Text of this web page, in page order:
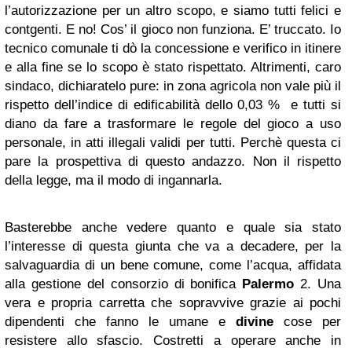
l’autorizzazione per un altro scopo, e siamo tutti felici e
contgenti. E no! Cos’ il gioco non funziona. E’ truccato. Io
tecnico comunale ti dò la concessione e verifico in itinere
e alla fine se lo scopo è stato rispettato. Altrimenti, caro
sindaco, dichiaratelo pure: in zona agricola non vale più il
rispetto dell’indice di edificabilità dello 0,03 % e tutti si
diano da fare a trasformare le regole del gioco a uso
personale, in atti illegali validi per tutti. Perchè questa ci
pare la prospettiva di questo andazzo. Non il rispetto
della legge, ma il modo di ingannarla.
Basterebbe anche vedere quanto e quale sia stato
l’interesse di questa giunta che va a decadere, per la
salvaguardia di un bene comune, come l’acqua, affidata
alla gestione del consorzio di bonifica Palermo 2. Una
vera e propria carretta che sopravvive grazie ai pochi
dipendenti che fanno le umane e divine cose per
resistere allo sfascio. Costretti a operare anche in